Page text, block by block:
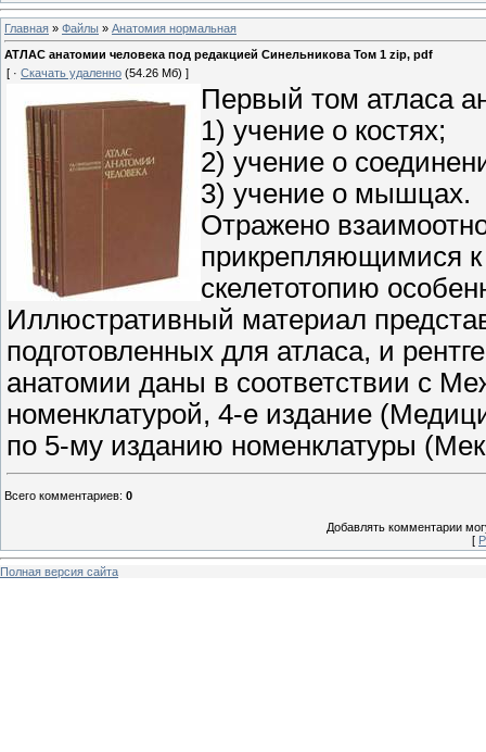
Главная » Файлы » Анатомия нормальная
АТЛАС анатомии человека под редакцией Синельникова Том 1 zip, pdf
[ · Скачать удаленно (54.26 Мб) ]
Первый том атласа
1) учение о костях;
2) учение о
3) учение о мышцах.
Отражено
прикрепляющимися
скелетотопию
Иллюстративный материал
подготовленных для атласа, и
анатомии даны в соответствии с
номенклатурой, 4-е издание
по 5-му изданию номенклатуры
Всего комментариев: 0
Добавлять комментарии
[
Полная версия сайта